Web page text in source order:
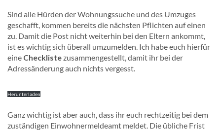
Sind alle Hürden der Wohnungssuche und des Umzuges
geschafft, kommen bereits die nächsten Pflichten auf einen
zu. Damit die Post nicht weiterhin bei den Eltern ankommt,
ist es wichtig sich überall umzumelden. Ich habe euch hierfür
eine Checklistezusammengestellt, damit ihr bei der
Adressänderung auch nichts vergesst.
Herunterladen
Ganz wichtig ist aber auch, dass ihr euch rechtzeitig bei dem
zuständigen Einwohnermeldeamt meldet. Die übliche Frist